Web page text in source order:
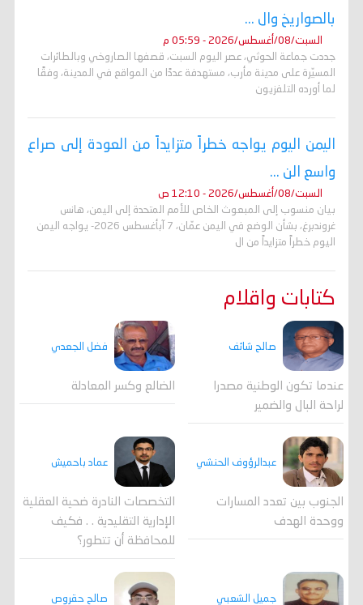
بالصواريخ وال ...
السبت/08/أغسطس/2026 - 05:59 م
جددت جماعة الحوثي، عصر اليوم السبت، قصفها الصاروخي وبالطائرات
المسيّرة على مدينة مأرب، مستهدفة عددًا من المواقع في المدينة، وفقًا
لما أورده التلفزيون
اليمن اليوم يواجه خطراً متزايداً من العودة إلى صراع
واسع الن ...
السبت/08/أغسطس/2026 - 12:10 ص
بيان منسوب إلى المبعوث الخاص للأمم المتحدة إلى اليمن، هانس
غروندبرغ، بشأن الوضع في اليمن عمّان، 7 آبأغسطس 2026- يواجه اليمن
اليوم خطراً متزايداً من ال
كتابات واقلام
صالح شائف
عندما تكون الوطنية مصدرا
لراحة البال والضمير
فضل الجعدي
الضالع وكسر المعادلة
عبدالرؤوف الحنشي
الجنوب بين تعدد المسارات
ووحدة الهدف
عماد باحميش
التخصصات النادرة ضحية العقلية
الإدارية التقليدية . . فكيف
للمحافظة أن تتطور؟
جميل الشعبي صالح حقروص